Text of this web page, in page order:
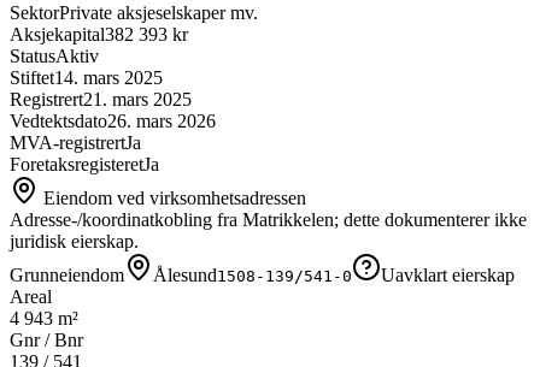
SektorPrivate aksjeselskaper mv.
Aksjekapital382 393 kr
StatusAktiv
Stiftet14. mars 2025
Registrert21. mars 2025
Vedtektsdato26. mars 2026
MVA-registrertJa
ForetaksregisteretJa
Eiendom ved virksomhetsadressen
Adresse-/koordinatkobling fra Matrikkelen; dette dokumenterer ikke
juridisk eierskap.
Grunneiendom
Ålesund1508-139/541-0
Uavklart eierskap
Areal
4 943 m²
Gnr / Bnr
139 / 541